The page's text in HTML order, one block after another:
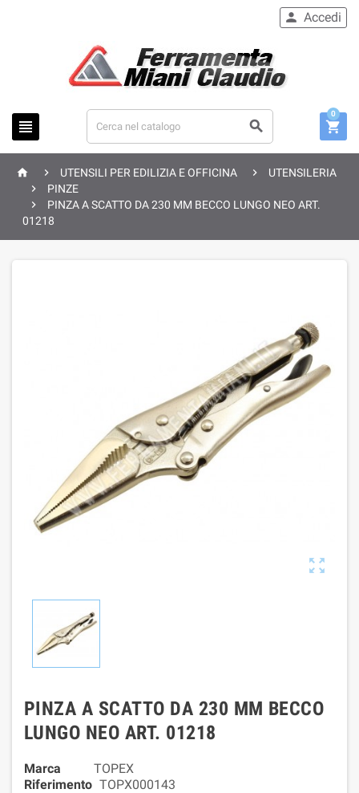
 
 Accedi

0
  UTENSILI PER EDILIZIA E OFFICINA 
UTENSILERIA

PINZE

PINZA A SCATTO DA 230 MM BECCO LUNGO NEO ART.
01218

PINZA A SCATTO DA 230 MM BECCO
LUNGO NEO ART. 01218
Marca
TOPEX
Riferimento TOPX000143